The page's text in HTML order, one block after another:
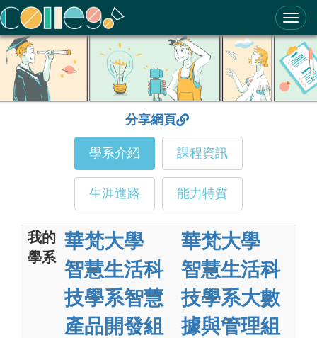
ColleGo! 大學選才與高中育才輔助系統
分享網頁
學系介紹 課程資訊
生涯進路 能力特質
我的
學系
華梵大學
智慧生活科
技學系智慧
產品開發組
華梵大學
智慧生活科
技學系大數
據與管理組